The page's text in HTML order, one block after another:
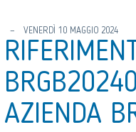
VENERDÌ 10 MAGGIO 2024
AZIENDA